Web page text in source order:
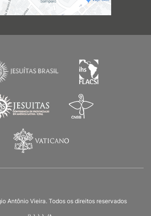
Antônio Vieira. Todos os direitos reservados